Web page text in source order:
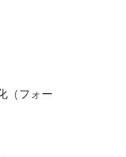
（フォー